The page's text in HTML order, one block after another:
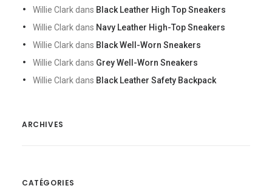
Willie Clark dans Black Leather High Top Sneakers
Willie Clark dans Navy Leather High-Top Sneakers
Willie Clark dans Black Well-Worn Sneakers
Willie Clark dans Grey Well-Worn Sneakers
Willie Clark dans Black Leather Safety Backpack
ARCHIVES
CATÉGORIES